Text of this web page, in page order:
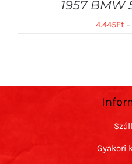
1957 BMW
4.445Ft–
Gyakori